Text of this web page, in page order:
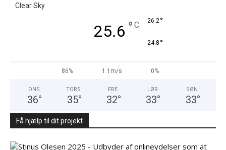
Clear Sky
25.6 ° C 26.2 °
24.8 °
86% 1.1m/s 0%
ONS
36°
TORS
35°
FRE
32°
LØR
33°
SØN
33°
Få hjælp til dit projekt